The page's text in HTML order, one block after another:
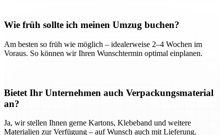
Wie früh sollte ich meinen Umzug buchen?
Am besten so früh wie möglich – idealerweise 2–4 Wochen im
Voraus. So können wir Ihren Wunschtermin optimal einplanen.
Bietet Ihr Unternehmen auch Verpackungsmaterial
an?
Ja, wir stellen Ihnen gerne Kartons, Klebeband und weitere
Materialien zur Verfügung – auf Wunsch auch mit Lieferung.